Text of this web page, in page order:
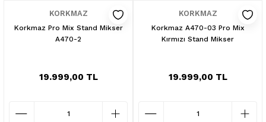
KORKMAZ
Korkmaz Pro Mix Stand Mikser
A470-2
19.999,00 TL
KORKMAZ
Korkmaz A470-03 Pro Mix
Kırmızı Stand Mikser
19.999,00 TL